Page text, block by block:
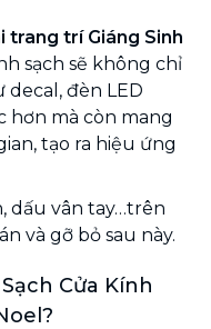
trang trí Giáng Sinh
sạch sẽ không chỉ
đèn LED
hơn mà còn mang
tạo ra hiệu ứng
dấu vân tay…trên
và gỡ bỏ sau này.
Cửa Kính